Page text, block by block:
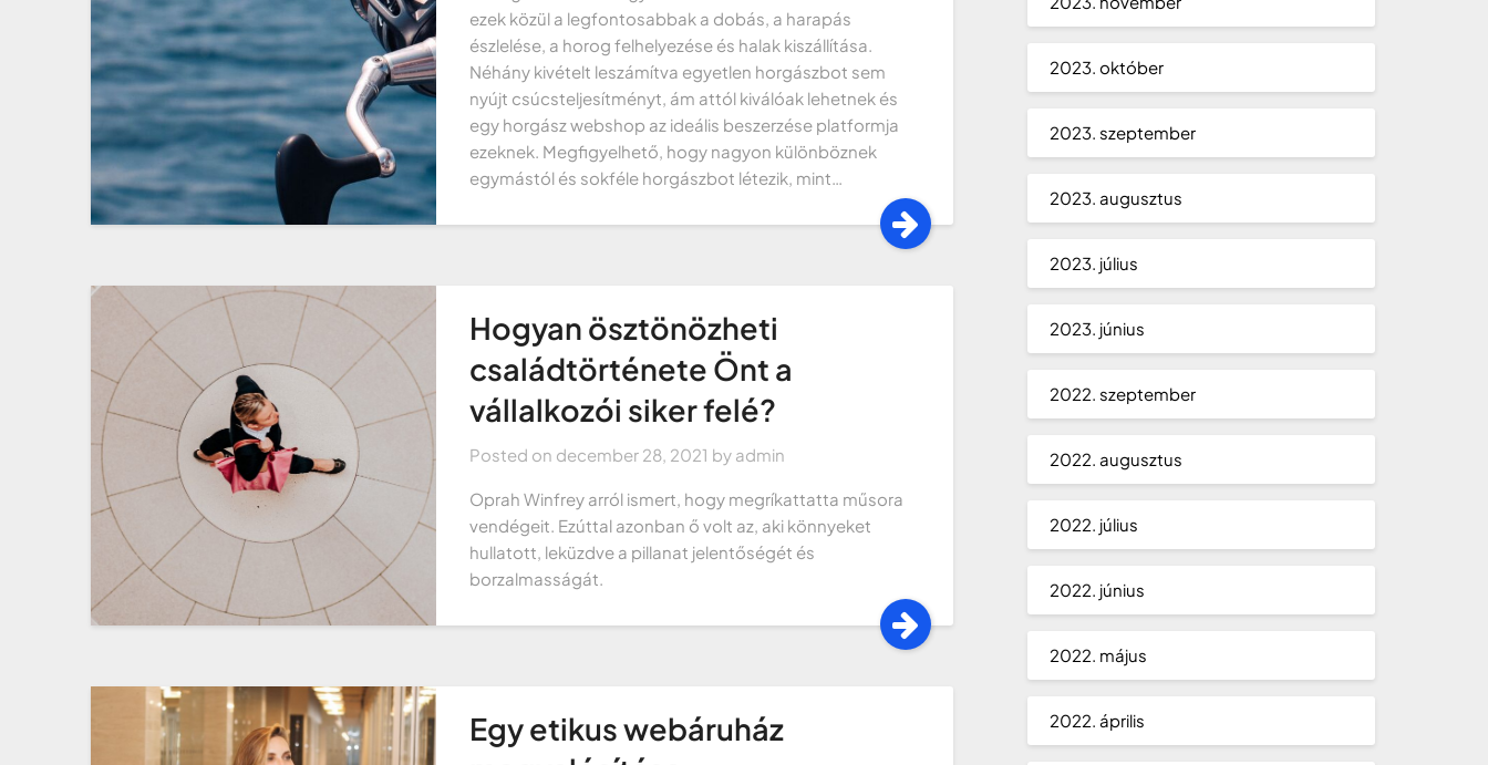
ezek közül a legfontosabbak a dobás, a harapás
észlelése, a horog felhelyezése és halak kiszállítása.
Néhány kivételt leszámítva egyetlen horgászbot sem
nyújt csúcsteljesítményt, ám attól kiválóak lehetnek és
egy horgász webshop az ideális beszerzése platformja
ezeknek. Megfigyelhető, hogy nagyon különböznek
egymástól és sokféle horgászbot létezik, mint…
Hogyan ösztönözheti
családtörténete Önt a
vállalkozói siker felé?
Posted on december 28, 2021 by admin
Oprah Winfrey arról ismert, hogy megríkattatta műsora
vendégeit. Ezúttal azonban ő volt az, aki könnyeket
hullatott, leküzdve a pillanat jelentőségét és
borzalmasságát.
Egy etikus webáruház
2023. október
2023. szeptember
2023. augusztus
2023. július
2023. június
2022. szeptember
2022. augusztus
2022. július
2022. június
2022. május
2022. április